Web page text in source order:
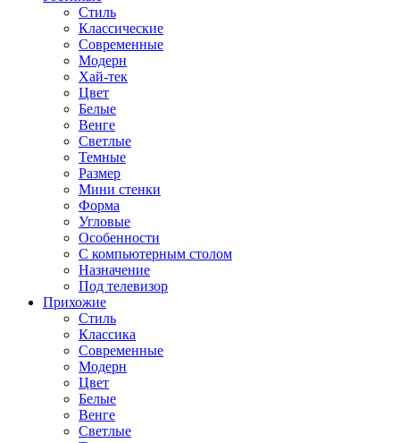
Стиль
Классические
Современные
Модерн
Хай-тек
Цвет
Белые
Венге
Светлые
Темные
Размер
Мини стенки
Форма
Угловые
Особенности
С компьютерным столом
Назначение
Под телевизор
Прихожие
Стиль
Классика
Современные
Модерн
Цвет
Белые
Венге
Светлые